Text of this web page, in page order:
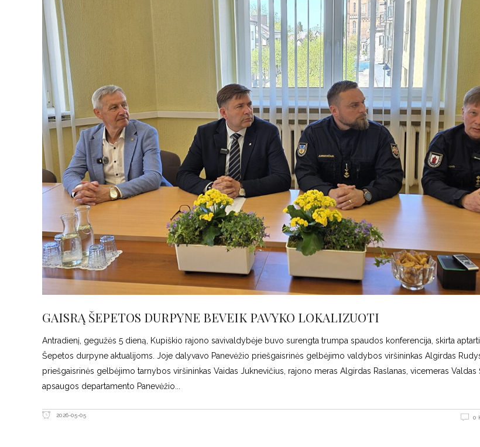
GAISRĄ ŠEPETOS DURPYNE BEVEIK PAVYKO LOKALIZUOTI
Antradienį, gegužės 5 dieną, Kupiškio rajono savivaldybėje buvo surengta trumpa spaudos konferencija, skirta
Šepetos durpyne aktualijoms. Joje dalyvavo Panevėžio priešgaisrinės gelbėjimo valdybos viršininkas Algirdas
priešgaisrinės gelbėjimo tarnybos viršininkas Vaidas Juknevičius, rajono meras Algirdas Raslanas, vicemeras Valdas
apsaugos departamento Panevėžio
2026-05-05 0